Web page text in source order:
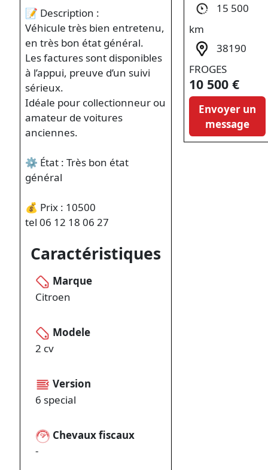
📝 Description :
Véhicule très bien entretenu,
en très bon état général.
Les factures sont disponibles
à l’appui, preuve d’un suivi
sérieux.
Idéale pour collectionneur ou
amateur de voitures
anciennes.
⚙️ État : Très bon état
général
💰 Prix : 10500
tel 06 12 18 06 27
Caractéristiques
Marque
Citroen
Modele
2 cv
Version
6 special
Chevaux fiscaux
-
15 500
km
38190
FROGES
10 500 €
Envoyer un
message